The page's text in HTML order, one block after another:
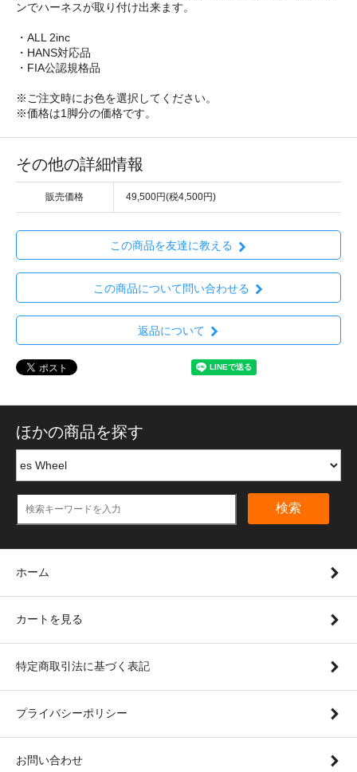
ンでハーネスが取り付け出来ます。
・ALL 2inc
・HANS対応品
・FIA公認規格品
※ご注文時にお色を選択してください。
※価格は1脚分の価格です。
その他の詳細情報
販売価格 49,500円(税4,500円)
この商品を友達に教える
この商品について問い合わせる
返品について
ほかの商品を探す
検索
ホーム
カートを見る
特定商取引法に基づく表記
プライバシーポリシー
お問い合わせ